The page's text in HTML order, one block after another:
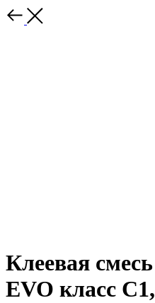
Клеевая
EVO класс